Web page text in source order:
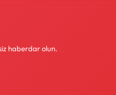
haberdar olun.